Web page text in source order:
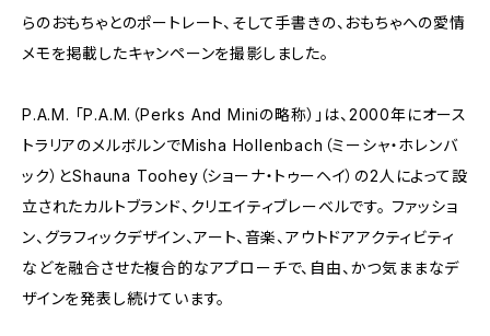
らのおもちゃとのポートレート、そして手書きの、おもちゃへの愛情
メモを掲載したキャンペーンを撮影しました。
P.A.M. 「P.A.M.（Perks And Miniの略称）」は、2000年にオース
トラリアのメルボルンでMisha Hollenbach（ミーシャ・ホレンバ
ック）とShauna Toohey（ショーナ・トゥーヘイ）の2人によって設
立されたカルトブランド、クリエイティブレーベルです。 ファッショ
ン、グラフィックデザイン、アート、音楽、アウトドアアクティビティ
などを融合させた複合的なアプローチで、自由、かつ気ままなデ
ザインを発表し続けています。